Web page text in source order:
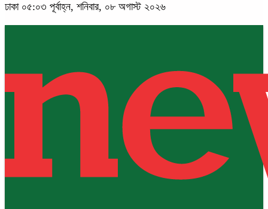
ঢাকা ০৫:০৩ পূর্বাহ্ন, শনিবার, ০৮ অগাস্ট ২০২৬